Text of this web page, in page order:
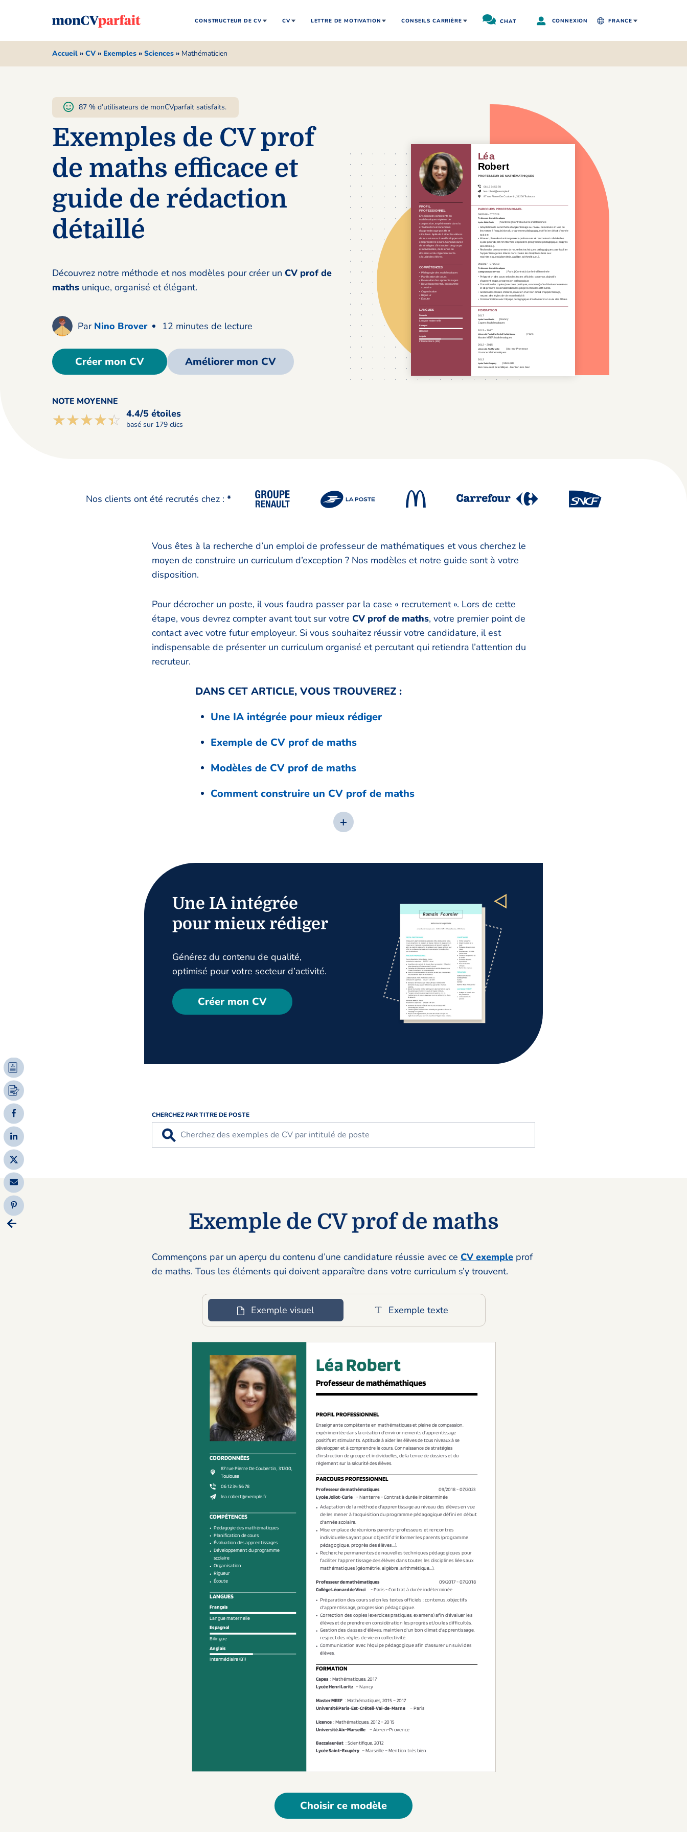
CONSTRUCTEUR DE CV CV LETTRE DE MOTIVATION CONSEILS CARRIÈRE CHAT CONNEXION FRANCE
Accueil » CV » Exemples » Sciences » Mathématicien
87 % d’utilisateurs de monCVparfait satisfaits.
Exemples de CV prof
de maths efficace et
guide de rédaction
détaillé
Découvrez notre méthode et nos modèles pour créer un CV prof de
maths unique, organisé et élégant.
Par Nino Brover 12 minutes de lecture
Créer mon CV Améliorer mon CV
NOTE MOYENNE
☆☆☆☆☆
★★★★★ 4.4/5 étoiles
basé sur 179 clics
Nos clients ont été recrutés chez : *
Vous êtes à la recherche d’un emploi de professeur de mathématiques et vous cherchez le
moyen de construire un curriculum d’exception ? Nos modèles et notre guide sont à votre
disposition.
Pour décrocher un poste, il vous faudra passer par la case « recrutement ». Lors de cette
étape, vous devrez compter avant tout sur votre CV prof de maths, votre premier point de
contact avec votre futur employeur. Si vous souhaitez réussir votre candidature, il est
indispensable de présenter un curriculum organisé et percutant qui retiendra l’attention du
recruteur.
DANS CET ARTICLE, VOUS TROUVEREZ :
Une IA intégrée pour mieux rédiger
Exemple de CV prof de maths
Modèles de CV prof de maths
Comment construire un CV prof de maths
Une IA intégrée
pour mieux rédiger
Générez du contenu de qualité,
optimisé pour votre secteur d’activité.
Créer mon CV
CHERCHEZ PAR TITRE DE POSTE
⚲
Exemple de CV prof de maths
Commençons par un aperçu du contenu d’une candidature réussie avec ce CV exemple prof
de maths. Tous les éléments qui doivent apparaître dans votre curriculum s’y trouvent.
Exemple visuel Exemple texte
Choisir ce modèle